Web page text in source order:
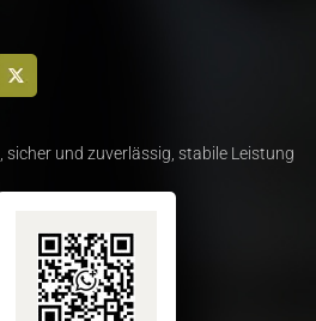
und zuverlässig, stabile Leistung